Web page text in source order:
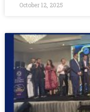
October 12, 2025